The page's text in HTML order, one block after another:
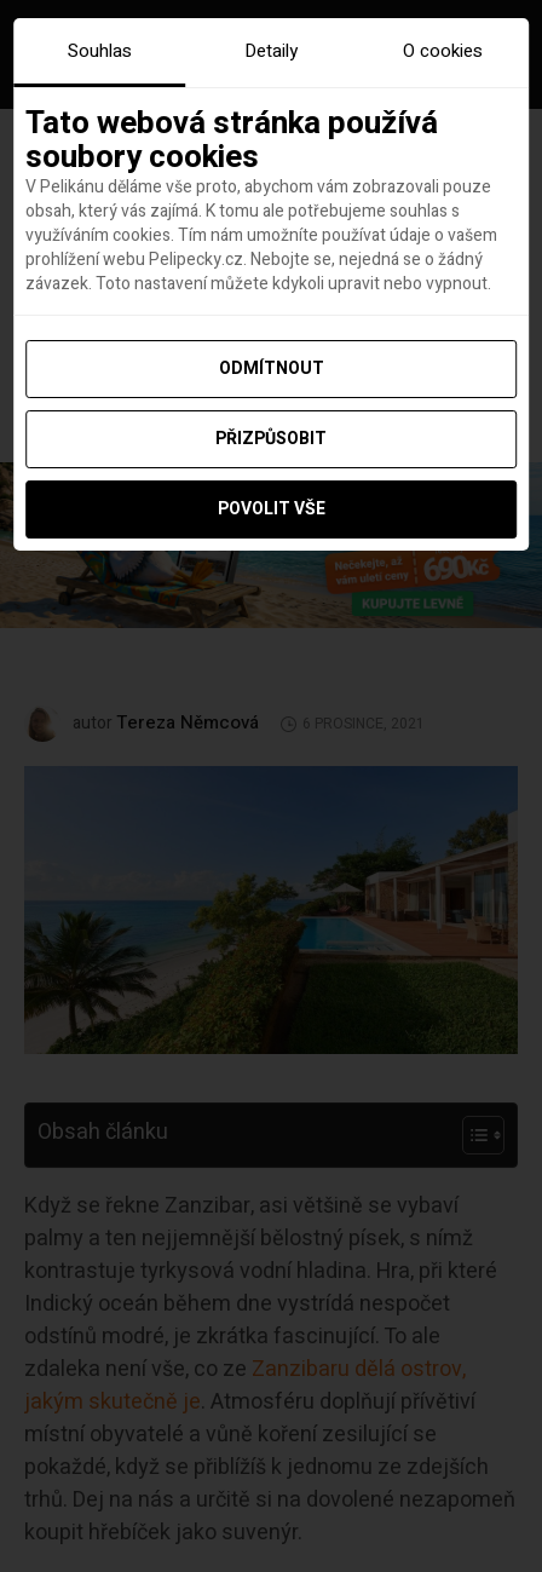
Hlavní stránka
Dovolené
PECKA DNE: Zanzibar s hotelem na pláži a All Inclusive od 32 908
Kč
hotelem na pláži a All
Inclusive od 32 908 Kč
autor Tereza Němcová 6 PROSINCE, 2021
Obsah článku
Když se řekne Zanzibar, asi většině se vybaví
palmy a ten nejjemnější bělostný písek, s nímž
kontrastuje tyrkysová vodní hladina. Hra, při které
Indický oceán během dne vystrídá nespočet
odstínů modré, je zkrátka fascinující. To ale
zdaleka není vše, co ze Zanzibaru dělá ostrov,
jakým skutečně je. Atmosféru doplňují přívětiví
místní obyvatelé a vůně koření zesilující se
pokaždé, když se přiblížíš k jednomu ze zdejších
trhů. Dej na nás a určitě si na dovolené nezapomeň
koupit hřebíček jako suvenýr.
Souhlas Detaily O cookies
Tato webová stránka používá
soubory cookies
V Pelikánu děláme vše proto, abychom vám zobrazovali pouze
obsah, který vás zajímá. K tomu ale potřebujeme souhlas s
využíváním cookies. Tím nám umožníte používat údaje o vašem
prohlížení webu Pelipecky.cz. Nebojte se, nejedná se o žádný
závazek. Toto nastavení můžete kdykoli upravit nebo vypnout.
ODMÍTNOUT
PŘIZPŮSOBIT
POVOLIT VŠE